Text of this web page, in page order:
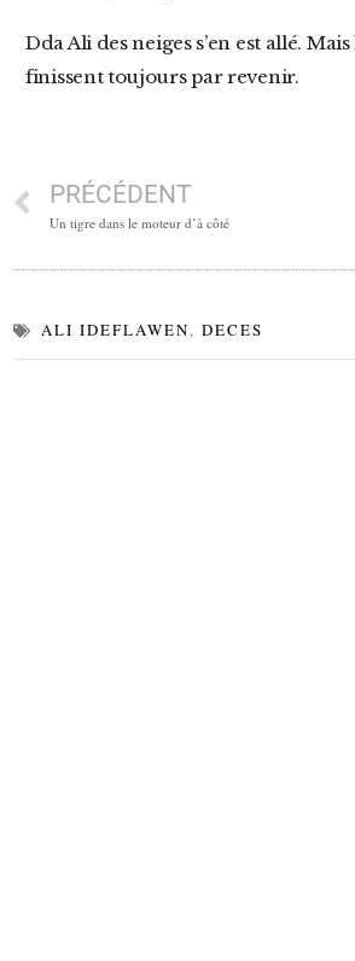
Dda Ali des neiges s’en est allé. Mais les neiges de Kabylie ne fondent jamais tout à fait. Elles
finissent toujours par revenir.
PRÉCÉDENT
Un tigre dans le moteur d’à côté
ALI IDEFLAWEN, DECES